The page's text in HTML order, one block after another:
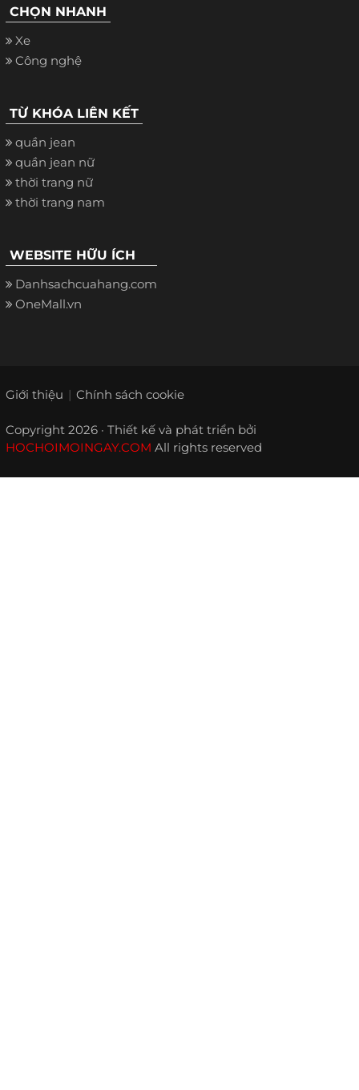
CHỌN NHANH
Xe
Công nghệ
TỪ KHÓA LIÊN KẾT
quần jean
quần jean nữ
thời trang nữ
thời trang nam
WEBSITE HỮU ÍCH
Danhsachcuahang.com
OneMall.vn
Giới thiệu Chính sách cookie
Copyright 2026 · Thiết kế và phát triển bởi
HOCHOIMOINGAY.COM All rights reserved